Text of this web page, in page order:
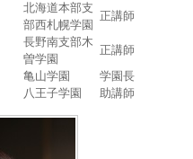
北海道本部支
部西札幌学園
正講師
長野南支部木
曽学園
正講師
亀山学園
学園長
八王子学園 助講師